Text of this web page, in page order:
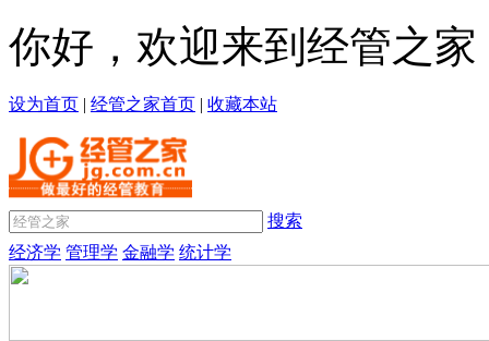
你好，欢迎来到经管之家
设为首页 | 经管之家首页 | 收藏本站
搜索
经济学 管理学 金融学 统计学